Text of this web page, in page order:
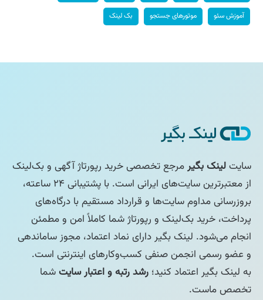
آموزش سئو موتورهای جستجو بک لینک
سایتلینک بگیرمرجع تخصصی خرید رپورتاژ آگهی و بک‌لینک
از معتبرترین سایت‌های ایرانی است. با پشتیبانی ۲۴ ساعته،
بروزرسانی مداوم سایت‌ها و قرارداد مستقیم با درگاه‌های
پرداخت، خرید بک‌لینک و رپورتاژ شما کاملاً امن و مطمئن
انجام می‌شود. لینک بگیر دارای نماد اعتماد، مجوز ساماندهی
و عضو رسمی انجمن صنفی کسب‌وکارهای اینترنتی است.
به لینک بگیر اعتماد کنید؛ رشد رتبه و اعتبار سایتشما
تخصص ماست.